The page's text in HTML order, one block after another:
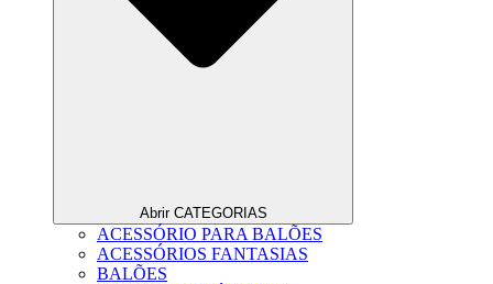
Abrir CATEGORIAS
ACESSÓRIO PARA BALÕES
ACESSÓRIOS FANTASIAS
BALÕES